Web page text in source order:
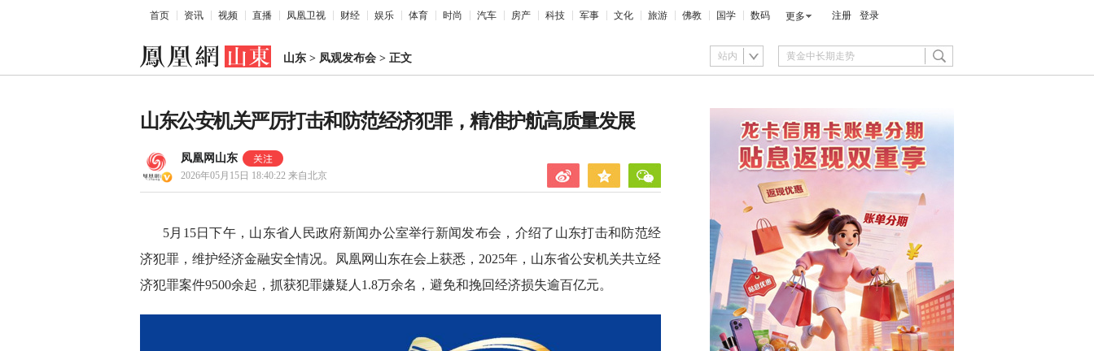
首页 资讯 视频 直播 凤凰卫视 财经 娱乐 体育 时尚 汽车 房产 科技 军事 文化 旅游 佛教 国学 数码 更多 注册 登录
山东 > 凤观发布会 > 正文 站内
山东公安机关严厉打击和防范经济犯罪，精准护航高质量发展
凤凰网山东
2026年05月15日 18:40:22 来自北京
5月15日下午，山东省人民政府新闻办公室举行新闻发布会，介绍了山东打击和防范经
济犯罪，维护经济金融安全情况。凤凰网山东在会上获悉，2025年，山东省公安机关共立经
济犯罪案件9500余起，抓获犯罪嫌疑人1.8万余名，避免和挽回经济损失逾百亿元。